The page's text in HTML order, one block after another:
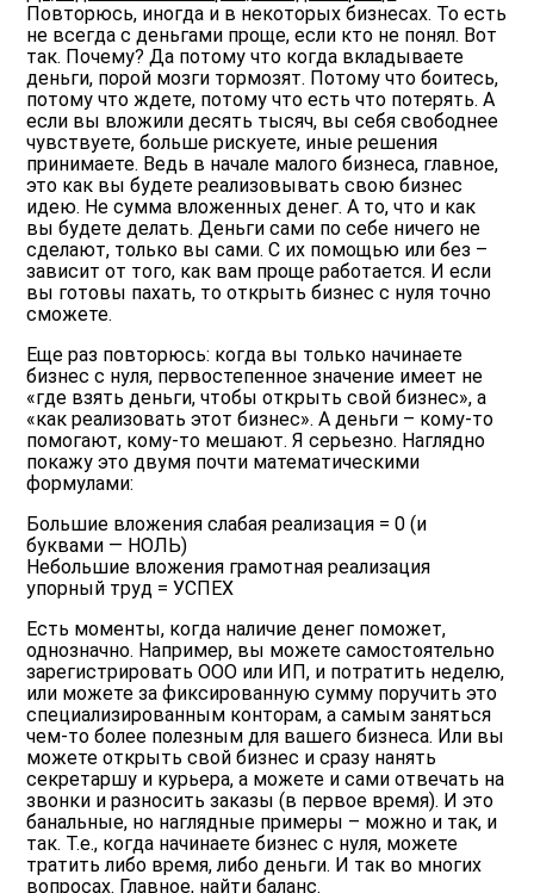
Повторюсь, иногда и в некоторых бизнесах. То есть
не всегда с деньгами проще, если кто не понял. Вот
так. Почему? Да потому что когда вкладываете
деньги, порой мозги тормозят. Потому что боитесь,
потому что ждете, потому что есть что потерять. А
если вы вложили десять тысяч, вы себя свободнее
чувствуете, больше рискуете, иные решения
принимаете. Ведь в начале малого бизнеса, главное,
это как вы будете реализовывать свою бизнес
идею. Не сумма вложенных денег. А то, что и как
вы будете делать. Деньги сами по себе ничего не
сделают, только вы сами. С их помощью или без –
зависит от того, как вам проще работается. И если
вы готовы пахать, то открыть бизнес с нуля точно
сможете.
Еще раз повторюсь: когда вы только начинаете
бизнес с нуля, первостепенное значение имеет не
«где взять деньги, чтобы открыть свой бизнес», а
«как реализовать этот бизнес». А деньги – кому-то
помогают, кому-то мешают. Я серьезно. Наглядно
покажу это двумя почти математическими
формулами:
Большие вложения слабая реализация = 0 (и
буквами — НОЛЬ)
Небольшие вложения грамотная реализация
упорный труд = УСПЕХ
Есть моменты, когда наличие денег поможет,
однозначно. Например, вы можете самостоятельно
зарегистрировать ООО или ИП, и потратить неделю,
или можете за фиксированную сумму поручить это
специализированным конторам, а самым заняться
чем-то более полезным для вашего бизнеса. Или вы
можете открыть свой бизнес и сразу нанять
секретаршу и курьера, а можете и сами отвечать на
звонки и разносить заказы (в первое время). И это
банальные, но наглядные примеры – можно и так, и
так. Т.е., когда начинаете бизнес с нуля, можете
тратить либо время, либо деньги. И так во многих
вопросах. Главное, найти баланс.